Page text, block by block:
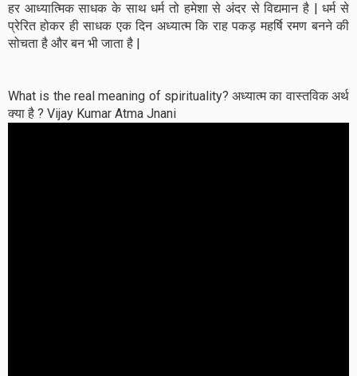
हर आध्यात्मिक साधक के साथ धर्म तो हमेशा से अंदर से विद्यमान है | धर्म से
प्रेरित होकर ही साधक एक दिन अध्यात्म कि राह पकड़ महर्षि रमण बनने की
सोचता है और बन भी जाता है |
What is the real meaning of spirituality? अध्यात्म का वास्तविक अर्थ
क्या है ? Vijay Kumar Atma Jnani